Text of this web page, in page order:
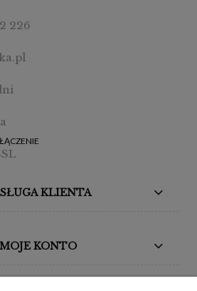
226
KLIENTA
MOJE KONTO